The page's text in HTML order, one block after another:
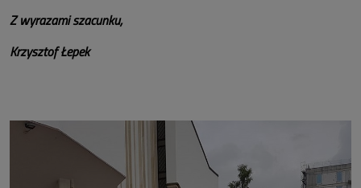
Z wyrazami szacunku,
Krzysztof Łepek